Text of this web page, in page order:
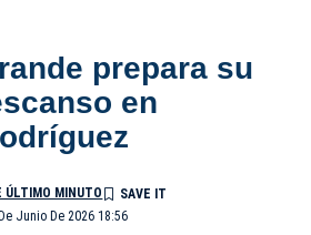
prepara su
en
Junio De 2026 18:56
ÚLTIMO MINUTO